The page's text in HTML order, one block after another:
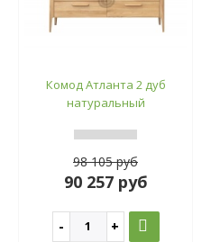
Комод Атланта 2 дуб
натуральный
98 105 руб
90 257 руб